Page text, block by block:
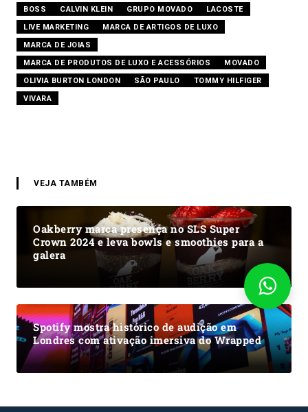
BOSS CALVIN KLEIN GRUPO MOVADO
LACOSTE
LIVE MARKETING
MARCA DE ARTIGOS DE LUXO
MARCA DE JOIAS
MARCA DE PRODUTOS DE LUXO E ACESSÓRIOS
MOVADO
OLIVIA BURTON LONDON
SÃO PAULO
TOMMY HILFIGER
VIVARA
VEJA TAMBÉM
Oakberry marca presença no SLS Super
Crown 2024 e leva bowls e smoothies para a
galera
Spotify mostra histórico de audição em
Londres com ativação imersiva do Wrapped